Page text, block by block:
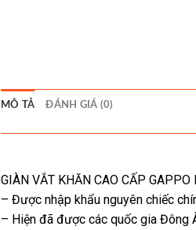
MÔ TẢ ĐÁNH GIÁ (0)
GIÀN VẮT KHĂN CAO CẤP
– Được nhập khẩu nguyên chiếc
– Hiện đã được các quốc gia Đông